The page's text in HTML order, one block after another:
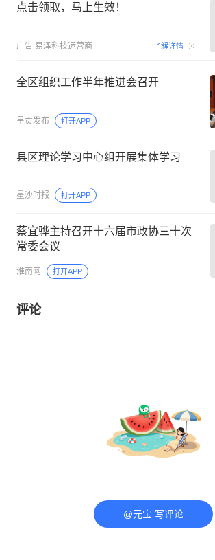
点击领取，马上生效！
广告 易泽科技运营商 了解详情
全区组织工作半年推进会召开
呈贡发布 打开APP
县区理论学习中心组开展集体学习
星沙时报 打开APP
蔡宜骅主持召开十六届市政协三十次
常委会议
淮南网 打开APP
评论
@元宝 写评论